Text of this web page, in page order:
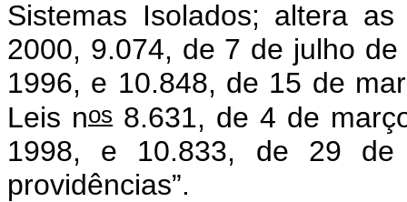
Sistemas Isolados; altera
2000, 9.074, de 7 de julho
1996, e 10.848, de 15 de
Leis nos 8.631, de 4 de
1998, e 10.833, de 29
providências”.